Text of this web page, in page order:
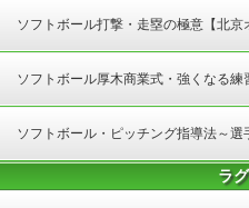
ソフトボール部監督 三科真澄 監修
ソフトボール打撃・走塁の極意【北
学女子ソフトボール部監督 三科真
ソフトボール厚木商業式・強くなる
競争力の秘訣～
ソフトボール・ピッチング指導法～
身に付ける～
ラ